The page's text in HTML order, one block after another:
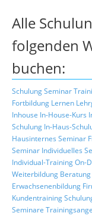
Alle
folgenden
buchen:
SchulungSeminar
Fortbildung Lernen
Inhouse In-House-Kurs
Schulung In-Haus-
Hausinternes Seminar
Seminar Individuelles
Individual-TrainingOn-
Weiterbildung Beratung
Erwachsenenbildung
Kundentraining
Seminare